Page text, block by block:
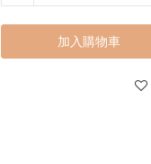
加入購物車